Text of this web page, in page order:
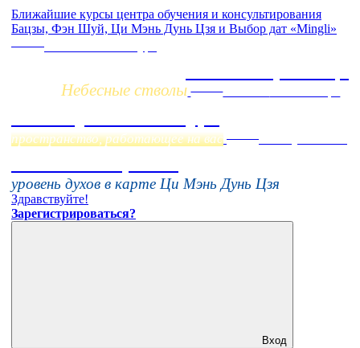
Ближайшие курсы центра обучения и консультирования
Бацзы, Фэн Шуй, Ци Мэнь Дунь Цзя и Выбор дат «Mingli»
Небесные стволы Начало:
пространство, работающее на вас
уровень духов в карте Ци Мэнь Дунь Цзя
Здравствуйте!
Зарегистрироваться?
Вход